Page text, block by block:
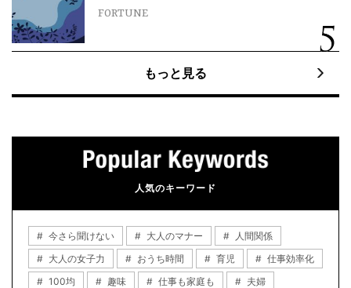
FORTUNE
もっと見る
人気のキーワード
今さら聞けない 大人のマナー
人間関係
大人の女子力
おうち時間 育児
仕事効率化
100均
趣味 仕事も家庭も
夫婦